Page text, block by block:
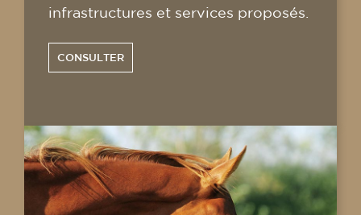
infrastructures et services proposés.
CONSULTER